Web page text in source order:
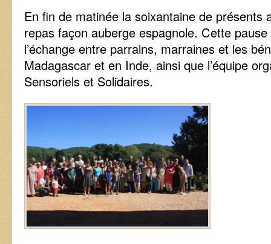
En fin de matinée la soixantaine de présents
repas façon auberge espagnole. Cette
l’échange entre parrains, marraines et les
Madagascar et en Inde, ainsi que l’équipe
Sensoriels et Solidaires.